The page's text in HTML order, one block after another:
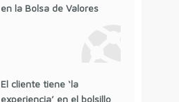
en la Bolsa de Valores
El cliente tiene ‘la
experiencia’ en el bolsillo